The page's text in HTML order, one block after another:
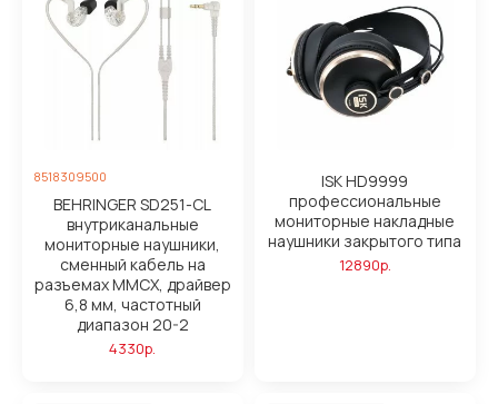
8518309500
BEHRINGER SD251-CL
внутриканальные
мониторные наушники,
сменный кабель на
разъемах MMCX, драйвер
6,8 мм, частотный
диапазон 20-2
4330р.
ISK HD9999
профессиональные
мониторные накладные
наушники закрытого типа
12890р.